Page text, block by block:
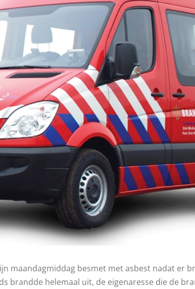
maandagmiddag besmet met asbest nadat er
brandde helemaal uit, de eigenaresse die de